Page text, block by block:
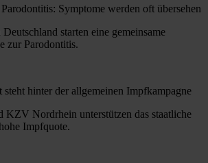
Symptome werden oft übersehen
starten eine gemeinsame
zur Parodontitis.
steht hinter der allgemeinen Impfkampagne
KZV Nordrhein unterstützen das staatliche
Impfquote.